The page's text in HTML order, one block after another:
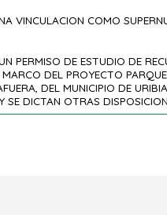
VINCULACION COMO
PERMISO DE ESTUDIO DE
MARCO DEL PROYECTO
DEL MUNICIPIO DE
SE DICTAN OTRAS